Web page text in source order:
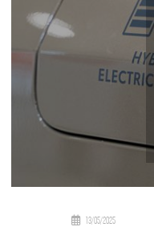
13/05/2025